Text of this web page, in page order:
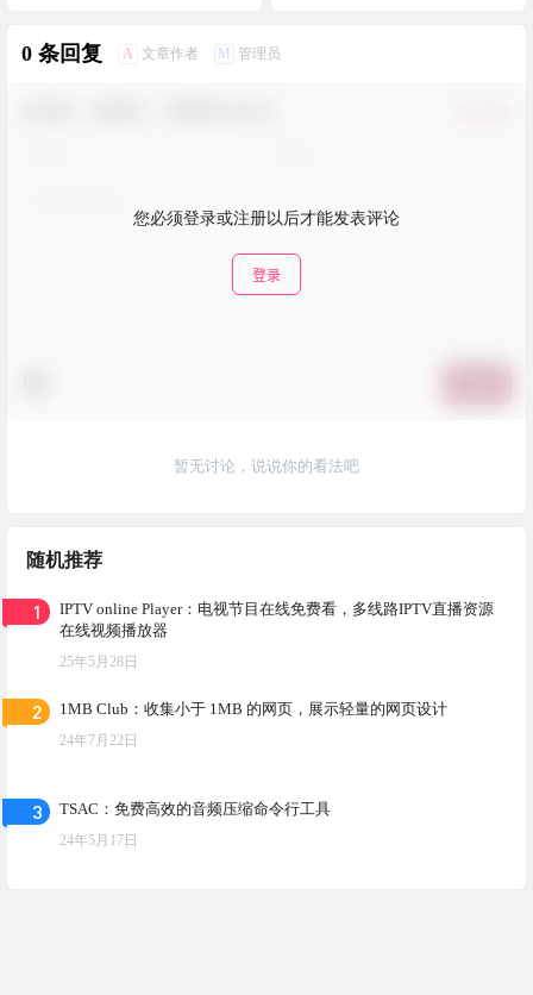
0 条回复 A 文章作者 M 管理员
您必须登录或注册以后才能发表评论
登录
暂无讨论，说说你的看法吧
随机推荐
1
IPTV online Player：电视节目在线免费看，多线路IPTV直播资源
在线视频播放器
25年5月28日
2 1MB Club：收集小于 1MB 的网页，展示轻量的网页设计
24年7月22日
3 TSAC：免费高效的音频压缩命令行工具
24年5月17日